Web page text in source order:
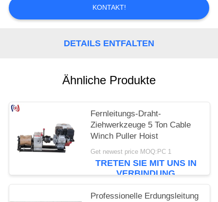
KONTAKT!
DETAILS ENTFALTEN
Ähnliche Produkte
Fernleitungs-Draht-
Ziehwerkzeuge 5 Ton Cable
Winch Puller Hoist
Get newest price MOQ:PC 1
TRETEN SIE MIT UNS IN
VERBINDUNG
Professionelle Erdungsleitung